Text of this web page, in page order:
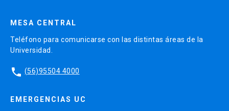
MESA CENTRAL
Teléfono para comunicarse con las distintas áreas de la
Universidad.
phone (56)95504 4000
EMERGENCIAS UC